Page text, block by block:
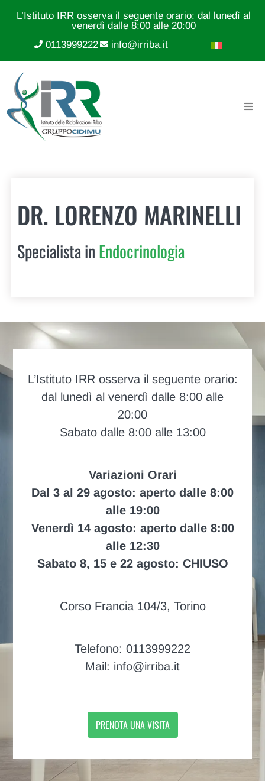
L’Istituto IRR osserva il seguente orario: dal lunedì al
venerdì dalle 8:00 alle 20:00
0113999222
info@irriba.it
DR. LORENZO MARINELLI
Specialista inEndocrinologia
L’Istituto IRR osserva il seguente orario:
dal lunedì al venerdì dalle 8:00 alle
20:00
Sabato dalle 8:00 alle 13:00
Variazioni Orari
Dal 3 al 29 agosto: aperto dalle 8:00
alle 19:00
Venerdì 14 agosto: aperto dalle 8:00
alle 12:30
Sabato 8, 15 e 22 agosto: CHIUSO
Corso Francia 104/3, Torino
Telefono: 0113999222
Mail: info@irriba.it
PRENOTA UNA VISITA